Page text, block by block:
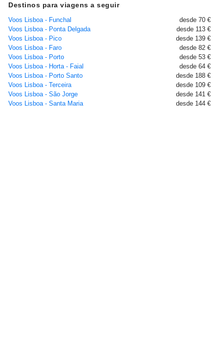
Destinos para viagens a seguir
Voos Lisboa - Funchal
desde 70 €
Voos Lisboa - Ponta Delgada
desde 113 €
Voos Lisboa - Pico
desde 139 €
Voos Lisboa - Faro
desde 82 €
Voos Lisboa - Porto
desde 53 €
Voos Lisboa - Horta - Faial
desde 64 €
Voos Lisboa - Porto Santo
desde 188 €
Voos Lisboa - Terceira
desde 109 €
Voos Lisboa - São Jorge
desde 141 €
Voos Lisboa - Santa Maria
desde 144 €